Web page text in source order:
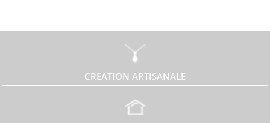
CREATION ARTISANALE